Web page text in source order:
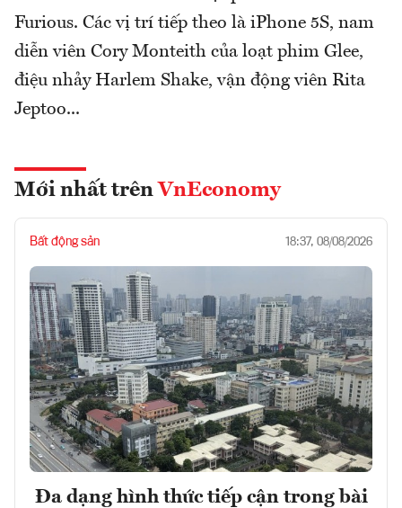
Furious. Các vị trí tiếp theo là iPhone 5S, nam
diễn viên Cory Monteith của loạt phim Glee,
điệu nhảy Harlem Shake, vận động viên Rita
Jeptoo...
Mới nhất trên VnEconomy
Bất động sản 18:37, 08/08/2026
Đa dạng hình thức tiếp cận trong bài